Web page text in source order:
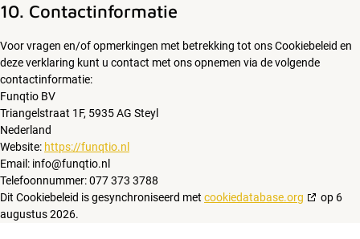
10. Contactinformatie
Voor vragen en/of opmerkingen met betrekking tot ons Cookiebeleid en
deze verklaring kunt u contact met ons opnemen via de volgende
contactinformatie:
Funqtio BV
Triangelstraat 1F, 5935 AG Steyl
Nederland
Website: https://funqtio.nl
Email: info@funqtio.nl
Telefoonnummer: 077 373 3788
Dit Cookiebeleid is gesynchroniseerd met cookiedatabase.org
op 6
augustus 2026.